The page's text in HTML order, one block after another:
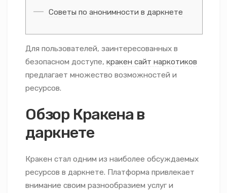
Советы по анонимности в даркнете
Для пользователей, заинтересованных в
безопасном доступе, кракен сайт наркотиков
предлагает множество возможностей и
ресурсов.
Обзор Кракена в
даркнете
Кракен стал одним из наиболее обсуждаемых
ресурсов в даркнете. Платформа привлекает
внимание своим разнообразием услуг и